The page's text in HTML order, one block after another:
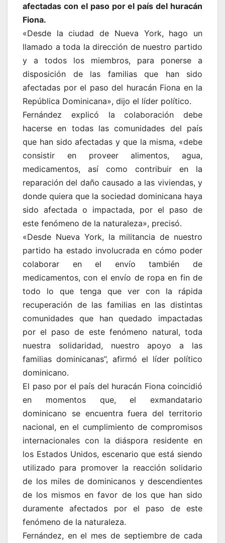
afectadas con el paso por el país del huracán
Fiona.
«Desde la ciudad de Nueva York, hago un
llamado a toda la dirección de nuestro partido
y a todos los miembros, para ponerse a
disposición de las familias que han sido
afectadas por el paso del huracán Fiona en la
República Dominicana», dijo el líder político.
Fernández explicó la colaboración debe
hacerse en todas las comunidades del país
que han sido afectadas y que la misma, «debe
consistir en proveer alimentos, agua,
medicamentos, así como contribuir en la
reparación del daño causado a las viviendas, y
donde quiera que la sociedad dominicana haya
sido afectada o impactada, por el paso de
este fenómeno de la naturaleza», precisó.
«Desde Nueva York, la militancia de nuestro
partido ha estado involucrada en cómo poder
colaborar en el envío también de
medicamentos, con el envío de ropa en fin de
todo lo que tenga que ver con la rápida
recuperación de las familias en las distintas
comunidades que han quedado impactadas
por el paso de este fenómeno natural, toda
nuestra solidaridad, nuestro apoyo a las
familias dominicanas”, afirmó el líder político
dominicano.
El paso por el país del huracán Fiona coincidió
en momentos que, el exmandatario
dominicano se encuentra fuera del territorio
nacional, en el cumplimiento de compromisos
internacionales con la diáspora residente en
los Estados Unidos, escenario que está siendo
utilizado para promover la reacción solidario
de los miles de dominicanos y descendientes
de los mismos en favor de los que han sido
duramente afectados por el paso de este
fenómeno de la naturaleza.
Fernández, en el mes de septiembre de cada